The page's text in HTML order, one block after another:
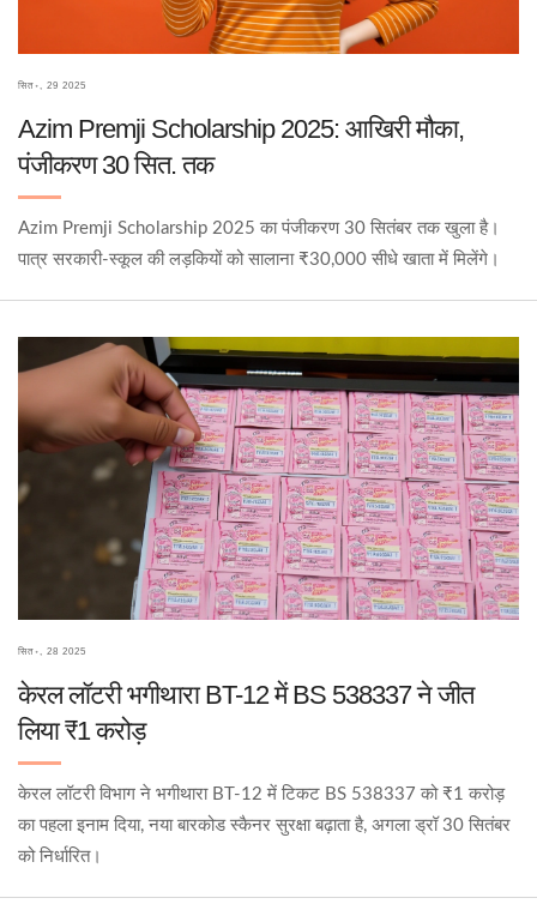
सित॰, 29 2025
Azim Premji Scholarship 2025: आखिरी मौका,
पंजीकरण 30 सित. तक
Azim Premji Scholarship 2025 का पंजीकरण 30 सितंबर तक खुला है।
पात्र सरकारी‑स्कूल की लड़कियों को सालाना ₹30,000 सीधे खाता में मिलेंगे।
सित॰, 28 2025
केरल लॉटरी भगीथारा BT-12 में BS 538337 ने जीत
लिया ₹1 करोड़
केरल लॉटरी विभाग ने भगीथारा BT-12 में टिकट BS 538337 को ₹1 करोड़
का पहला इनाम दिया, नया बारकोड स्कैनर सुरक्षा बढ़ाता है, अगला ड्रॉ 30 सितंबर
को निर्धारित।